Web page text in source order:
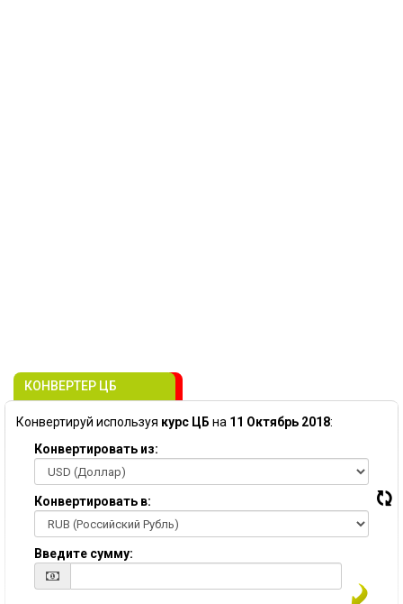
КОНВЕРТЕР ЦБ
Конвертируй используя курс ЦБ на 11 Октябрь 2018:
Конвертировать из:
Конвертировать в:
Введите сумму: